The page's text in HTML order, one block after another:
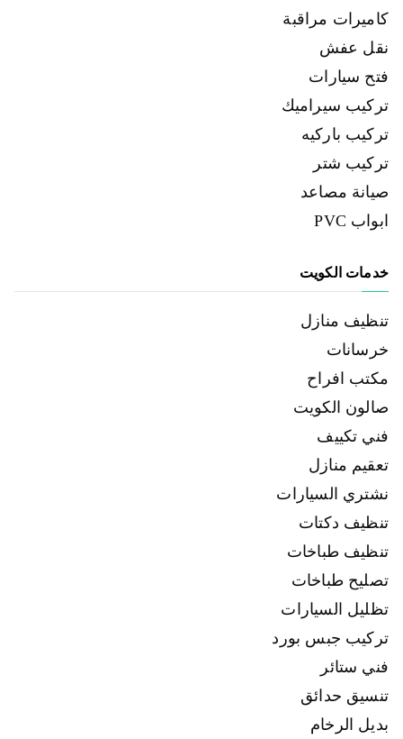
كاميرات مراقبة
نقل عفش
فتح سيارات
تركيب سيراميك
تركيب باركيه
تركيب شتر
صيانة مصاعد
ابواب PVC
خدمات الكويت
تنظيف منازل
خرسانات
مكتب افراح
صالون الكويت
فني تكييف
تعقيم منازل
نشتري السيارات
تنظيف دكتات
تنظيف طباخات
تصليح طباخات
تظليل السيارات
تركيب جبس بورد
فني ستائر
تنسيق حدائق
بديل الرخام